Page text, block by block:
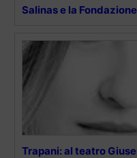
Salinas e la
Trapani: al teatro